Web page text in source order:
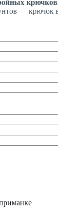
крючков
— крючок